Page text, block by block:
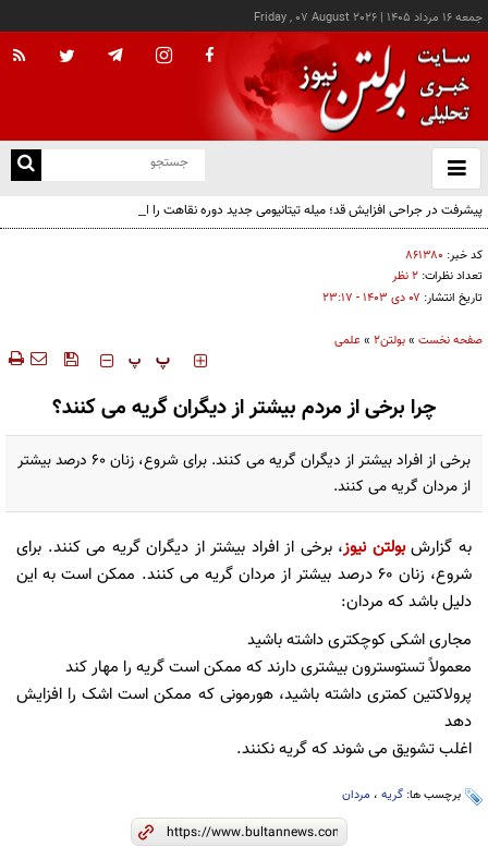
جمعه ۱۶ مرداد ۱۴۰۵ |
Friday , 07 August 2026
باز
و
پیشرفت در جراحی افزایش قد؛ میله تیتانیومی جدید دوره نقاهت را از چند ماه به چند هفته
کاهش می‌دهد
کد خبر: ۸۶۱۳۸۰
تعداد نظرات: ۲ نظر
تاریخ انتشار: ۰۷ دی ۱۴۰۳ - ۲۳:۱۷
صفحه نخست »بولتن2 »علمی
‍‍‍ پ پ
چرا برخی از مردم بیشتر از دیگران گریه می کنند؟
برخی از افراد بیشتر از دیگران گریه می کنند. برای شروع، زنان 60 درصد بیشتر
از مردان گریه می کنند.
به گزارشبولتن نیوز، برخی از افراد بیشتر از دیگران گریه می کنند. برای
شروع، زنان 60 درصد بیشتر از مردان گریه می کنند. ممکن است به این
دلیل باشد که مردان:
مجاری اشکی کوچکتری داشته باشید
معمولاً تستوسترون بیشتری دارند که ممکن است گریه را مهار کند
پرولاکتین کمتری داشته باشید، هورمونی که ممکن است اشک را افزایش
دهد
اغلب تشویق می شوند که گریه نکنند.
برچسب ها: گریه ، مردان